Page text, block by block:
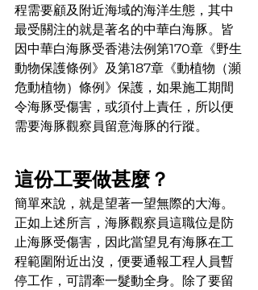
程需要顧及附近海域的海洋生態，其中
最受關注的就是著名的中華白海豚。皆
因中華白海豚受香港法例第170章《野生
動物保護條例》及第187章《動植物（瀕
危動植物）條例》保護，如果施工期間
令海豚受傷害，或須付上責任，所以便
需要海豚觀察員留意海豚的行蹤。
這份工要做甚麼？
簡單來說，就是望著一望無際的大海。
正如上述所言，海豚觀察員這職位是防
止海豚受傷害，因此當望見有海豚在工
程範圍附近出沒，便要通報工程人員暫
停工作，可謂牽一髮動全身。除了要留